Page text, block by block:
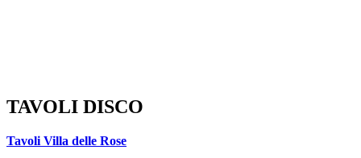
TAVOLI DISCO
Tavoli Villa delle Rose